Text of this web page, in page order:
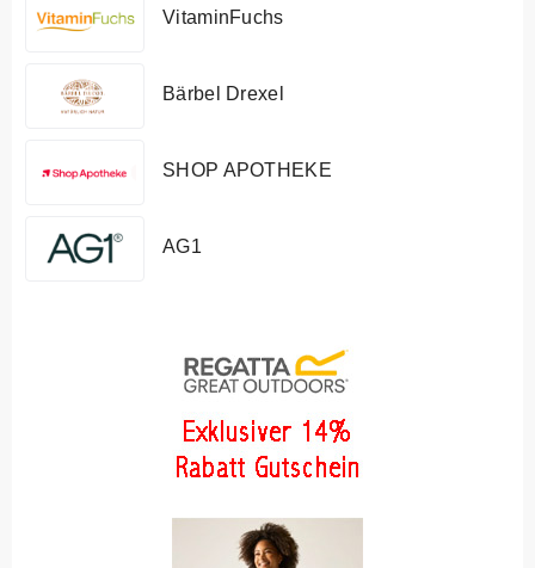
VitaminFuchs
Bärbel Drexel
SHOP APOTHEKE
AG1